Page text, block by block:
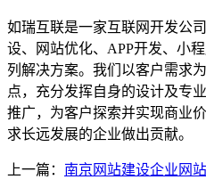
如瑞互联是一家互联网开发公
设、网站优化、APP开发、小
列解决方案。我们以客户需求
点，充分发挥自身的设计及专
推广，为客户探索并实现商业
求长远发展的企业做出贡献。
上一篇： 南京网站建设企业网